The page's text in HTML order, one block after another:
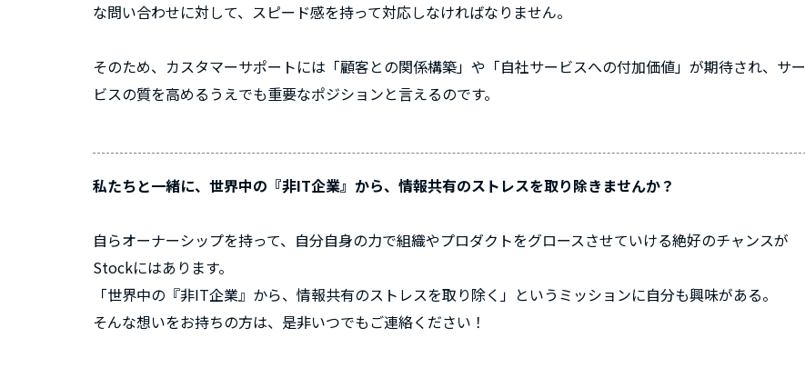
な問い合わせに対して、スピード感を持って対応しなければなりません。
そのため、カスタマーサポートには「顧客との関係構築」や「自社サービスへの付加価値」が期待され、サー
ビスの質を高めるうえでも重要なポジションと言えるのです。
私たちと一緒に、世界中の『非IT企業』から、情報共有のストレスを取り除きませんか？
自らオーナーシップを持って、自分自身の力で組織やプロダクトをグロースさせていける絶好のチャンスが
Stockにはあります。
「世界中の『非IT企業』から、情報共有のストレスを取り除く」というミッションに自分も興味がある。
そんな想いをお持ちの方は、是非いつでもご連絡ください！